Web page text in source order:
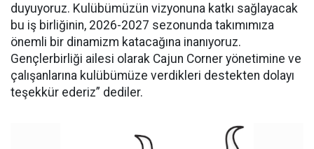
duyuyoruz. Kulübümüzün vizyonuna katkı sağlayacak
bu iş birliğinin, 2026-2027 sezonunda takımımıza
önemli bir dinamizm katacağına inanıyoruz.
Gençlerbirliği ailesi olarak Cajun Corner yönetimine ve
çalışanlarına kulübümüze verdikleri destekten dolayı
teşekkür ederiz” dediler.